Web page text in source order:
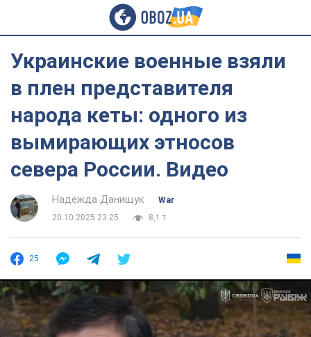
Украинские военные взяли
в плен представителя
народа кеты: одного из
вымирающих этносов
севера России. Видео
Надежда Данищук
War
20.10.2025 23:25
8,1 т.
25